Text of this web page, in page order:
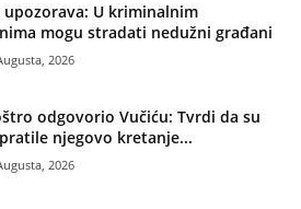
upozorava: U kriminalnim
mogu stradati nedužni građani
2026
odgovorio Vučiću: Tvrdi da su
njegovo kretanje...
2026